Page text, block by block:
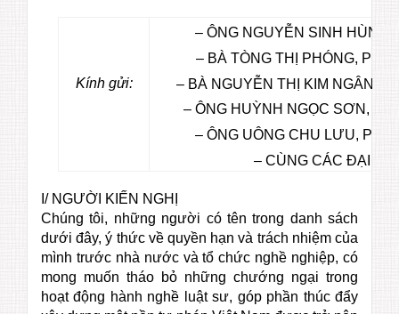
Kính gửi:
– ÔNG NGUYỄN SINH HÙNG,
– BÀ TÒNG THỊ PHÓNG, PHÓ
– BÀ NGUYỄN THỊ KIM NGÂN,
– ÔNG HUỲNH NGỌC SƠN,
– ÔNG UÔNG CHU LƯU, PHÓ
– CÙNG CÁC ĐẠI
I/ NGƯỜI KIẾN NGHỊ
Chúng tôi, những người có tên trong danh sách
dưới đây, ý thức về quyền hạn và trách nhiệm của
mình trước nhà nước và tổ chức nghề nghiệp, có
mong muốn tháo bỏ những chướng ngại trong
hoạt động hành nghề luật sư, góp phần thúc đẩy